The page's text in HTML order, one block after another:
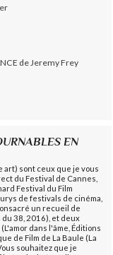
de Jeremy Frey
EN
art) sont ceux que je vous
du Festival de Cannes,
Festival du Film
de festivals de cinéma,
un recueil de
38, 2016), et deux
dans l'âme, Éditions
de Film de La Baule (La
souhaitez que je